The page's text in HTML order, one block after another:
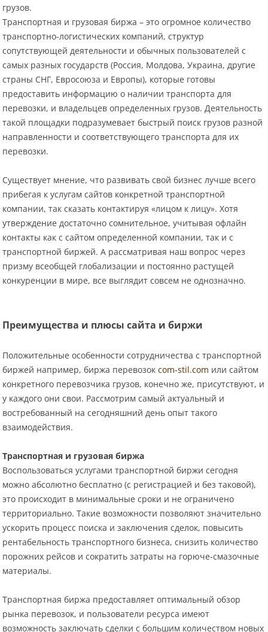
грузов.
Транспортная и грузовая биржа – это огромное количество
транспортно-логистических компаний, структур
сопутствующей деятельности и обычных пользователей с
самых разных государств (Россия, Молдова, Украина, другие
страны СНГ, Евросоюза и Европы), которые готовы
предоставить информацию о наличии транспорта для
перевозки, и владельцев определенных грузов. Деятельность
такой площадки подразумевает быстрый поиск грузов разной
направленности и соответствующего транспорта для их
перевозки.
Существует мнение, что развивать свой бизнес лучше всего
прибегая к услугам сайтов конкретной транспортной
компании, так сказать контактируя «лицом к лицу». Хотя
утверждение достаточно сомнительное, учитывая офлайн
контакты как с сайтом определенной компании, так и с
транспортной биржей. А рассматривая наш вопрос через
призму всеобщей глобализации и постоянно растущей
конкуренции в мире, все выглядит совсем не однозначно.
Преимущества и плюсы сайта и биржи
Положительные особенности сотрудничества с транспортной
биржей например, биржа перевозокcom-stil.com или сайтом
конкретного перевозчика грузов, конечно же, присутствуют, и
у каждого они свои. Рассмотрим самый актуальный и
востребованный на сегодняшний день опыт такого
взаимодействия.
Транспортная и грузовая биржа
Воспользоваться услугами транспортной биржи сегодня
можно абсолютно бесплатно (с регистрацией и без таковой),
это происходит в минимальные сроки и не ограничено
территориально. Такие возможности позволяют значительно
ускорить процесс поиска и заключения сделок, повысить
рентабельность транспортного бизнеса, снизить количество
порожних рейсов и сократить затраты на горюче-смазочные
материалы.
Транспортная биржа предоставляет оптимальный обзор
рынка перевозок, и пользователи ресурса имеют
возможность заключать сделки с большим количеством новых